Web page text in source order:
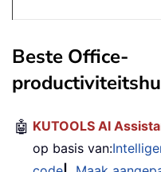
Beste Office-
🤖 KUTOOLS AI
op basis van: